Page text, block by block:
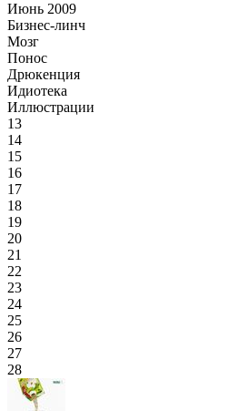
Июнь 2009
Бизнес-линч
Мозг
Понос
Дрюкенция
Идиотека
Иллюстрации
13
14
15
16
17
18
19
20
21
22
23
24
25
26
27
28